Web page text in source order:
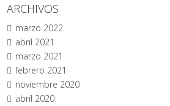
ARCHIVOS
marzo 2022
abril 2021
marzo 2021
febrero 2021
noviembre 2020
abril 2020